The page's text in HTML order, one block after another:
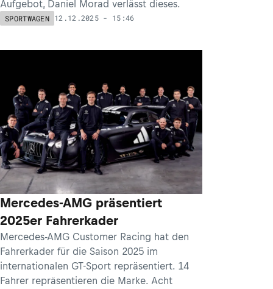
Aufgebot, Daniel Morad verlässt dieses.
SPORTWAGEN 12.12.2025 - 15:46
Mercedes-AMG präsentiert
2025er Fahrerkader
Mercedes-AMG Customer Racing hat den
Fahrerkader für die Saison 2025 im
internationalen GT-Sport repräsentiert. 14
Fahrer repräsentieren die Marke. Acht